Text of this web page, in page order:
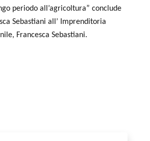
periodo all’agricoltura” conclude
Sebastiani all’ Imprenditoria
Francesca Sebastiani.